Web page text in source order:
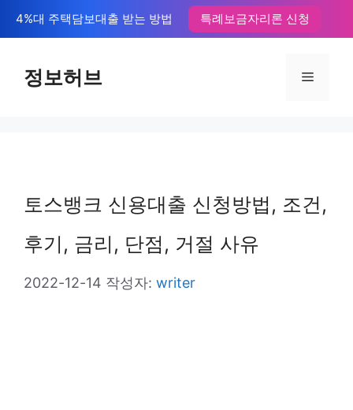
텐
4%대 주택담보대출 받는 방법 특례보금자리론 신청
정보허브 메
토스뱅크 신용대출 신청방법, 조건,
후기, 금리, 단점, 거절 사유
2022-12-14 작성자: writer